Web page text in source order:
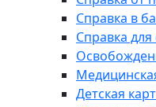
Справка в
Справка для
Детская